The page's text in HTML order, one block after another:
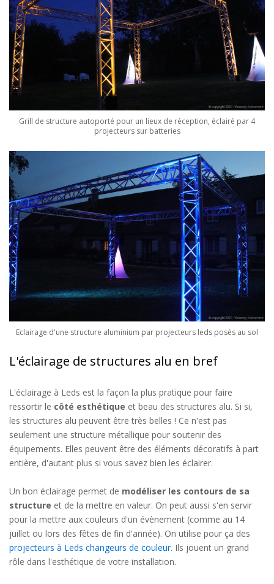
Grill de structure autoporté pour un lieux de réception, éclairé par 4
projecteurs sur batteries
Eclairage d'une structure aluminium par projecteurs leds posés au sol
L'éclairage de structures alu en bref
L'éclairage à Leds est la façon la plus pratique pour faire
ressortir le côté esthétique et beau des structures alu. Si si,
les structures alu peuvent être très belles ! Ce n'est pas
seulement une structure métallique pour soutenir des
équipements. Elles peuvent être des éléments décoratifs à part
entière, d'autant plus si vous savez bien les éclairer.
Un bon éclairage permet de modéliser les contours de sa
structure et de la mettre en valeur. On peut aussi s'en servir
pour la mettre aux couleurs d'un évènement (comme au 14
juillet ou lors des fêtes de fin d'année). On utilise pour ça des
projecteurs à Leds changeurs de couleur. Ils jouent un grand
rôle dans l'esthétique de votre installation.